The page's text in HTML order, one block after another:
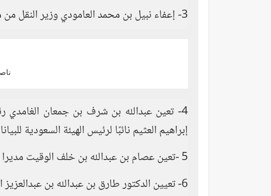
3- إعفاء نبيل بن محمد العامودي وزير النقل من منصبه، وعين بدلا منه صالح بن ناصر بن العلي الجاسر.
4- تعين عبدالله بن شرف بن جمعان الغامدي
إبراهيم العثيم نائبًا لرئيس الهيئة السعودية
5 -تعين عصام بن عبدالله بن خلف الوقيت مديرا لمركز المعلومات الوطني بالمرتبة الممتازة.
6- تعيين الدكتور طارق بن عبدالله بن عبدالعزيز الشدي رئيسًا لمكتب إدارة البيانات الوطنية بالمرتبة الممتازة.